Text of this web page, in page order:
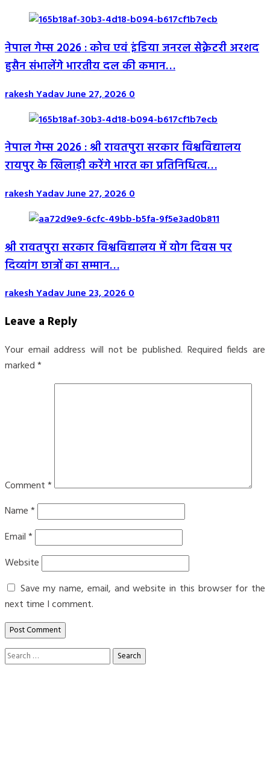
नेपाल गेम्स 2026 : कोच एवं इंडिया जनरल सेक्रेटरी अरशद
हुसैन संभालेंगे भारतीय दल की कमान…
rakesh YadavJune 27, 20260
नेपाल गेम्स 2026 : श्री रावतपुरा सरकार विश्वविद्यालय
रायपुर के खिलाड़ी करेंगे भारत का प्रतिनिधित्व…
rakesh YadavJune 27, 20260
श्री रावतपुरा सरकार विश्वविद्यालय में योग दिवस पर
दिव्यांग छात्रों का सम्मान…
rakesh YadavJune 23, 20260
Leave a Reply
Your email address will not be published. Required fields are
marked*
Comment*
Name*
Email*
Website
Save my name, email, and website in this browser for the
next time I comment.
Search